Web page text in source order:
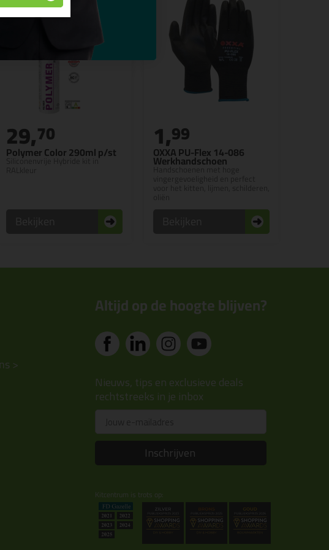
Polymer Color 290ml p/st
Siliconenvrije Hybride kit in
29,70
OXXA PU-Flex 14-086
Werkhandschoen
Handschoenen met hoge
1,99
>
Altijd op de hoogte blijven?
Nieuws, tips en exclusieve deals
rechtstreeks in je inbox
Inschrijven
Kitcentrum is trots op: